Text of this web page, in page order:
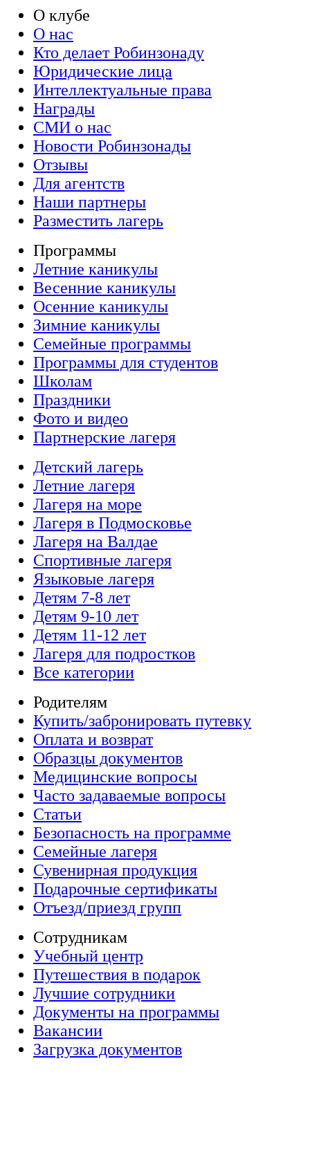
О клубе
О нас
Кто делает Робинзонаду
Юридические лица
Интеллектуальные права
Награды
СМИ о нас
Новости Робинзонады
Отзывы
Для агентств
Наши партнеры
Разместить лагерь
Программы
Летние каникулы
Весенние каникулы
Осенние каникулы
Зимние каникулы
Семейные программы
Программы для студентов
Школам
Праздники
Фото и видео
Партнерские лагеря
Детский лагерь
Летние лагеря
Лагеря на море
Лагеря в Подмосковье
Лагеря на Валдае
Спортивные лагеря
Языковые лагеря
Детям 7-8 лет
Детям 9-10 лет
Детям 11-12 лет
Лагеря для подростков
Все категории
Родителям
Купить/забронировать путевку
Оплата и возврат
Образцы документов
Медицинские вопросы
Часто задаваемые вопросы
Статьи
Безопасность на программе
Семейные лагеря
Сувенирная продукция
Подарочные сертификаты
Отъезд/приезд групп
Сотрудникам
Учебный центр
Путешествия в подарок
Лучшие сотрудники
Документы на программы
Вакансии
Загрузка документов